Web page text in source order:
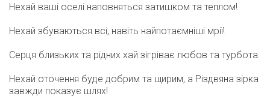
Нехай ваші оселі наповняться затишком та теплом!
Нехай збуваються всі, навіть найпотаємніші мрії!
Серця близьких та рідних хай зігріває любов та турбота.
Нехай оточення буде добрим та щирим, а Різдвяна зірка
завжди показує шлях!